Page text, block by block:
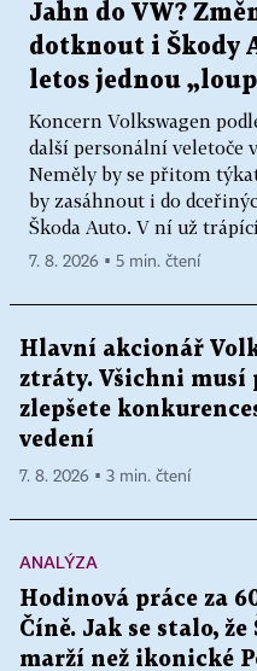
Jahn do VW?
dotknout i Škody
letos jednou
Koncern Volkswagen
další personální veletoče
Neměly by se přitom
by zasáhnout i do
Škoda Auto. V ní už
7. 8. 2026 ▪ 5 min. čtení
Hlavní akcionář
ztráty. Všichni musí
zlepšete
vedení
7. 8. 2026 ▪ 3 min. čtení
ANALÝZA
Hodinová práce za
Číně. Jak se stalo, že
marží než ikonické